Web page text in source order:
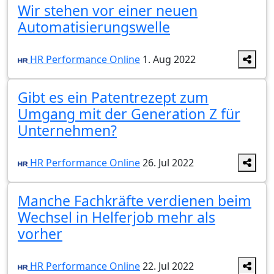
Wir stehen vor einer neuen
Automatisierungswelle
HR Performance Online 1. Aug 2022
Gibt es ein Patentrezept zum
Umgang mit der Generation Z für
Unternehmen?
HR Performance Online26. Jul 2022
Manche Fachkräfte verdienen beim
Wechsel in Helferjob mehr als
vorher
HR Performance Online22. Jul 2022